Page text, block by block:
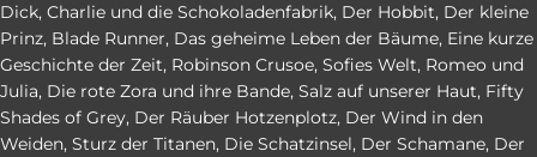
Dick, Charlie und die Schokoladenfabrik, Der Hobbit, Der kleine
Prinz, Blade Runner, Das geheime Leben der Bäume, Eine kurze
Geschichte der Zeit, Robinson Crusoe, Sofies Welt, Romeo und
Julia, Die rote Zora und ihre Bande, Salz auf unserer Haut, Fifty
Shades of Grey, Der Räuber Hotzenplotz, Der Wind in den
Weiden, Sturz der Titanen, Die Schatzinsel, Der Schamane, Der